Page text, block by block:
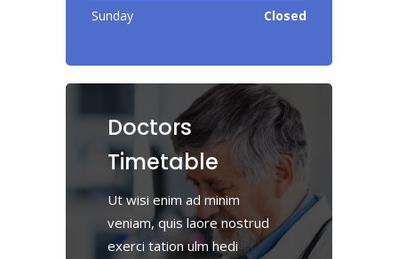
Sunday Closed
Doctors
Timetable
Ut wisi enim ad minim
veniam, quis laore nostrud
exerci tation ulm hedi